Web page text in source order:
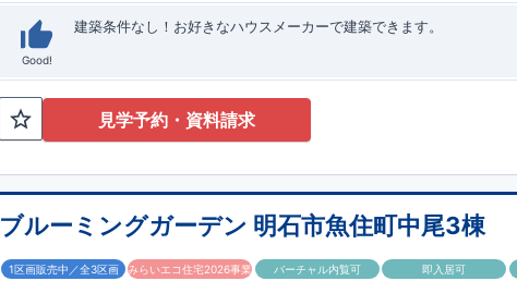
Good!
建築条件なし！​お好きなハウスメーカーで建築できます。
見学予約・資料請求
ブルーミングガーデン 明石市魚住町中尾3棟
1区画販売中／全3区画 みらいエコ住宅2026事業 バーチャル内覧可 即入居可